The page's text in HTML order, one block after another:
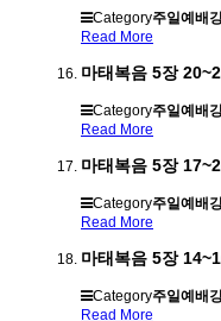
Category주일예배
Read More
마태복음 5장
Category주일예배
Read More
마태복음 5장
Category주일예배
Read More
마태복음 5장
Category주일예배
Read More